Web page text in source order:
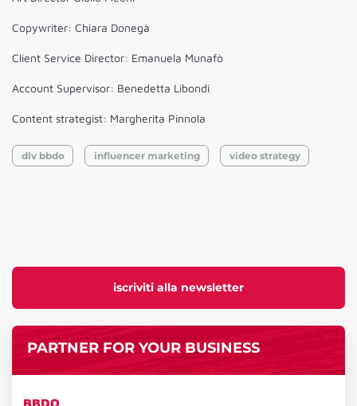
iscriviti alla newsletter
PARTNER FOR YOUR BUSINESS
BBDO
Copywriter: Chiara Donegà
Client Service Director: Emanuela Munafò
Account Supervisor: Benedetta Libondi
Content strategist: Margherita Pinnola
dlv bbdo influencer marketing video strategy